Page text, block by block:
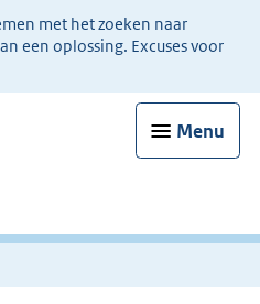
met het zoeken naar
een oplossing. Excuses voor
Menu